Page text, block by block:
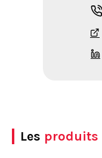
Les produits